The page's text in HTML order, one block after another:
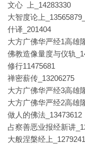
文心 上_14283330
大智度论上
什译_201404
大方广佛华严经1高雄
佛教造像量度与仪轨
修行11475681
禅密薪传_13206275
大方广佛华严经3高雄
大方广佛华严经2高雄
做人的佛法_13473612
占察善恶业报经新讲
大般涅槃经上